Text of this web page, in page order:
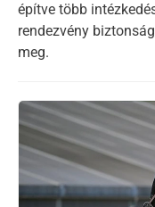
építve több
rendezvény
meg.